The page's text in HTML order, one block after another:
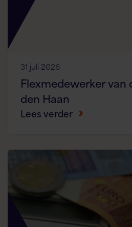
31 juli 2026
Flexmedewerker van
den Haan
Lees verder